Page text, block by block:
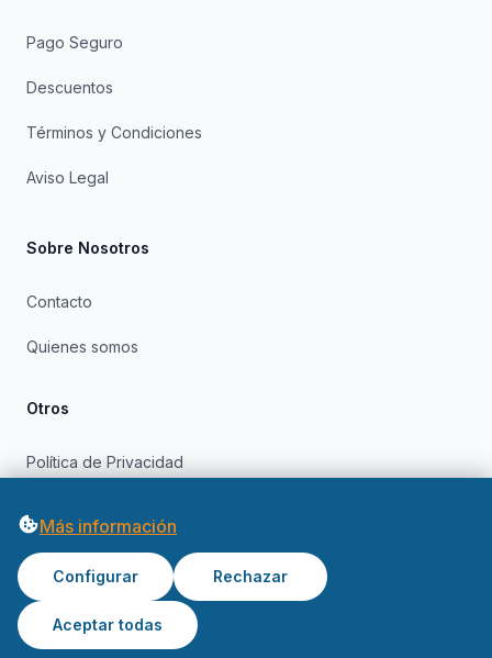
Pago Seguro
Descuentos
Términos y Condiciones
Aviso Legal
Sobre Nosotros
Contacto
Quienes somos
Otros
Política de Privacidad
© 2026 OfertasInformatica. Todos los derechos reservados.
Más información
Configurar Rechazar
Aceptar todas